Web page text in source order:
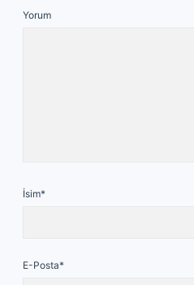
Yorum
İsim*
E-Posta*